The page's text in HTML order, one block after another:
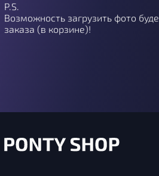
P.S.
Возможность загрузить фото
заказа (в корзине)!